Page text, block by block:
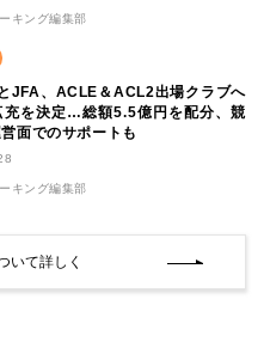
キング編集部
JFA、ACLE＆ACL2出場クラブへ
充を決定…総額5.5億円を配分、競
面でのサポートも
キング編集部
いて詳しく